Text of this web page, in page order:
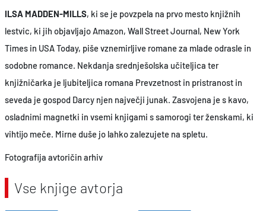
ILSA MADDEN-MILLS, ki se je povzpela na prvo mesto knjižnih
lestvic, ki jih objavljajo Amazon, Wall Street Journal, New York
Times in USA Today, piše vznemirljive romane za mlade odrasle in
sodobne romance. Nekdanja srednješolska učiteljica ter
knjižničarka je ljubiteljica romana Prevzetnost in pristranost in
seveda je gospod Darcy njen največji junak. Zasvojena je s kavo,
osladnimi magnetki in vsemi knjigami s samorogi ter ženskami, ki
vihtijo meče. Mirne duše jo lahko zalezujete na spletu.
Fotografija avtoričin arhiv
Vse knjige avtorja